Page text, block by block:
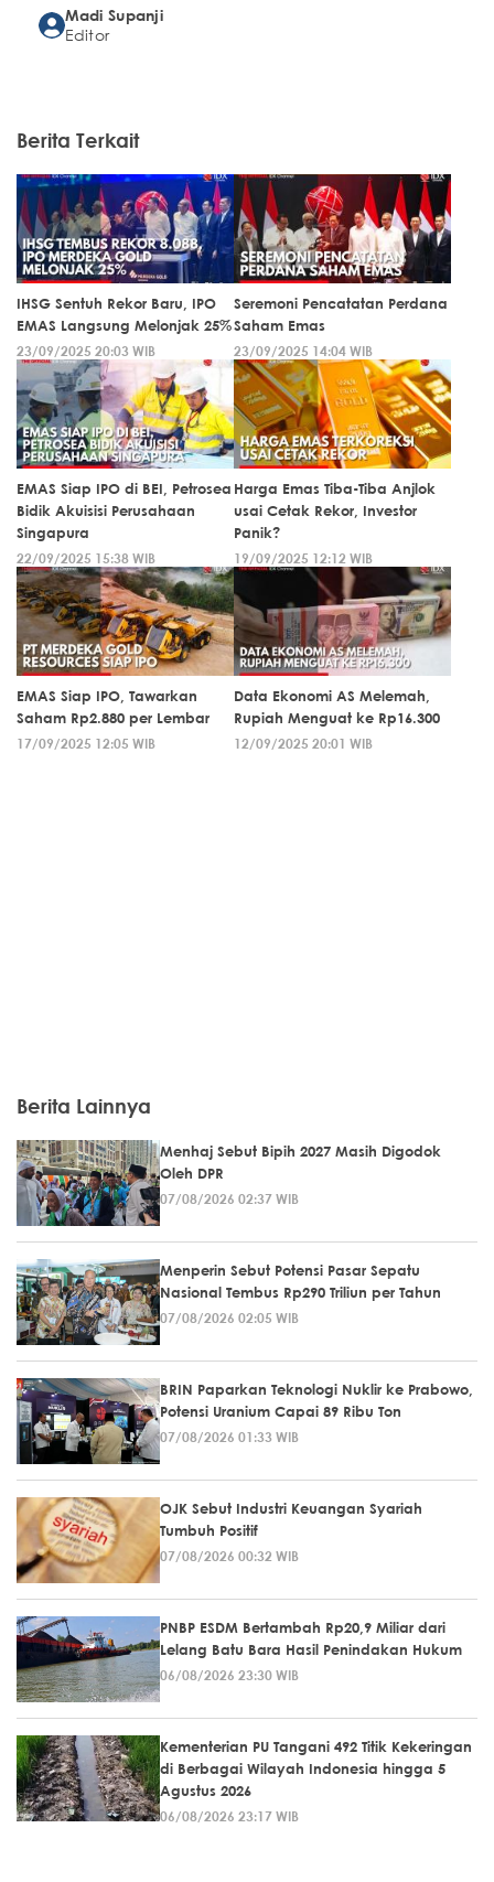
Madi Supanji
Editor
Berita Terkait
IHSG Sentuh Rekor Baru, IPO
EMAS Langsung Melonjak 25%
23/09/2025 20:03 WIB
Seremoni Pencatatan Perdana
Saham Emas
23/09/2025 14:04 WIB
EMAS Siap IPO di BEI, Petrosea
Bidik Akuisisi Perusahaan
Singapura
22/09/2025 15:38 WIB
Harga Emas Tiba-Tiba Anjlok
usai Cetak Rekor, Investor
Panik?
19/09/2025 12:12 WIB
EMAS Siap IPO, Tawarkan
Saham Rp2.880 per Lembar
17/09/2025 12:05 WIB
Data Ekonomi AS Melemah,
Rupiah Menguat ke Rp16.300
12/09/2025 20:01 WIB
Berita Lainnya
Menhaj Sebut Bipih 2027 Masih Digodok
Oleh DPR
07/08/2026 02:37 WIB
Menperin Sebut Potensi Pasar Sepatu
Nasional Tembus Rp290 Triliun per Tahun
07/08/2026 02:05 WIB
BRIN Paparkan Teknologi Nuklir ke Prabowo,
Potensi Uranium Capai 89 Ribu Ton
07/08/2026 01:33 WIB
OJK Sebut Industri Keuangan Syariah
Tumbuh Positif
07/08/2026 00:32 WIB
PNBP ESDM Bertambah Rp20,9 Miliar dari
Lelang Batu Bara Hasil Penindakan Hukum
06/08/2026 23:30 WIB
Kementerian PU Tangani 492 Titik Kekeringan
di Berbagai Wilayah Indonesia hingga 5
Agustus 2026
06/08/2026 23:17 WIB